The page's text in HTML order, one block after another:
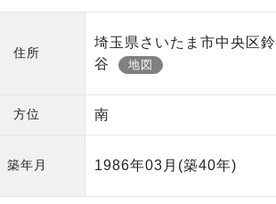
住所
埼玉県さいたま市中央区鈴
谷
地図
方位 南
築年月 1986年03月 (築40年)